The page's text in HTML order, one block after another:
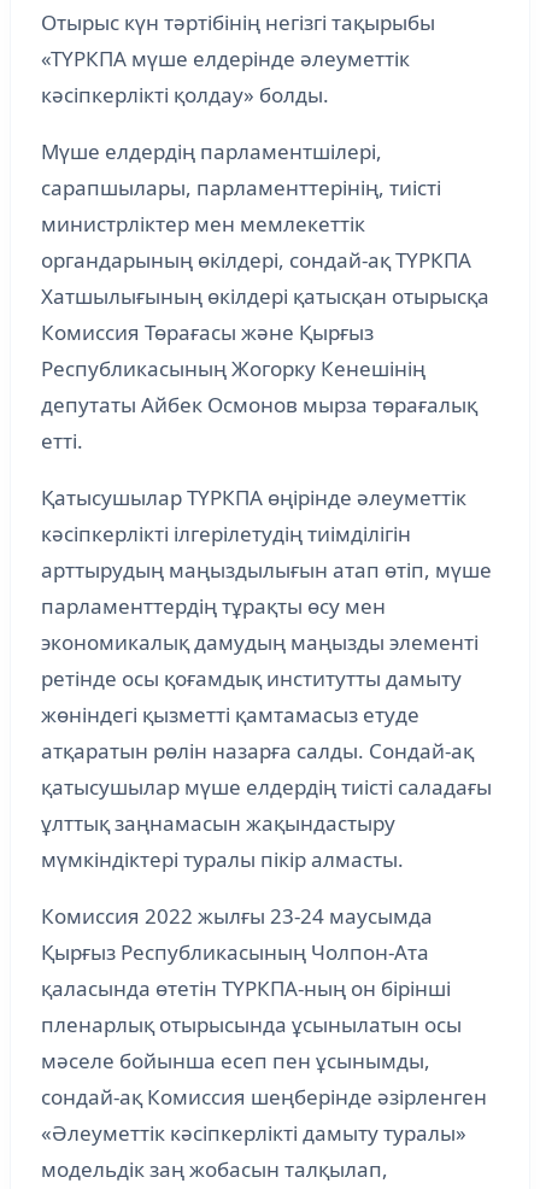
Отырыс күн тәртібінің негізгі тақырыбы
«ТҮРКПА мүше елдерінде әлеуметтік
кәсіпкерлікті қолдау» болды.
Мүше елдердің парламентшілері,
сарапшылары, парламенттерінің, тиісті
министрліктер мен мемлекеттік
органдарының өкілдері, сондай-ақ ТҮРКПА
Хатшылығының өкілдері қатысқан отырысқа
Комиссия Төрағасы және Қырғыз
Республикасының Жогорку Кенешінің
депутаты Айбек Осмонов мырза төрағалық
етті.
Қатысушылар ТҮРКПА өңірінде әлеуметтік
кәсіпкерлікті ілгерілетудің тиімділігін
арттырудың маңыздылығын атап өтіп, мүше
парламенттердің тұрақты өсу мен
экономикалық дамудың маңызды элементі
ретінде осы қоғамдық институтты дамыту
жөніндегі қызметті қамтамасыз етуде
атқаратын рөлін назарға салды. Сондай-ақ
қатысушылар мүше елдердің тиісті саладағы
ұлттық заңнамасын жақындастыру
мүмкіндіктері туралы пікір алмасты.
Комиссия 2022 жылғы 23-24 маусымда
Қырғыз Республикасының Чолпон-Ата
қаласында өтетін ТҮРКПА-ның он бірінші
пленарлық отырысында ұсынылатын осы
мәселе бойынша есеп пен ұсынымды,
сондай-ақ Комиссия шеңберінде әзірленген
«Әлеуметтік кәсіпкерлікті дамыту туралы»
модельдік заң жобасын талқылап,